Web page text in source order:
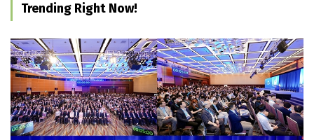
Trending Right Now!